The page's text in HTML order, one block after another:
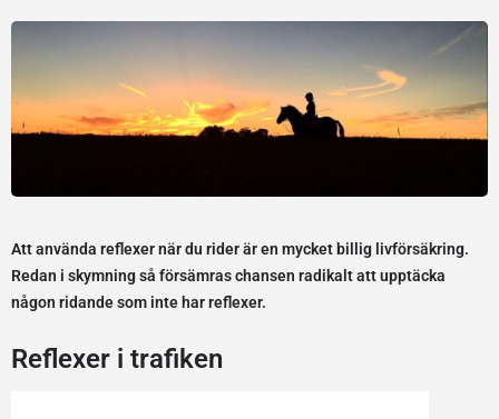
Att använda reflexer när du rider är en mycket billig livförsäkring.
Redan i skymning så försämras chansen radikalt att upptäcka
någon ridande som inte har reflexer.
Reflexer i trafiken